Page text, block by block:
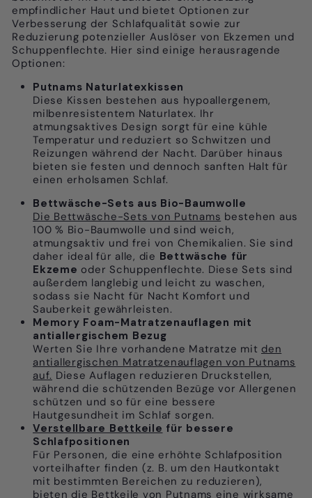
empfindlicher Haut und bietet Optionen zur
Verbesserung der Schlafqualität sowie zur
Reduzierung potenzieller Auslöser von Ekzemen und
Schuppenflechte. Hier sind einige herausragende
Optionen:
Putnams Naturlatexkissen
Diese Kissen bestehen aus hypoallergenem,
milbenresistentem Naturlatex. Ihr
atmungsaktives Design sorgt für eine kühle
Temperatur und reduziert so Schwitzen und
Reizungen während der Nacht. Darüber hinaus
bieten sie festen und dennoch sanften Halt für
einen erholsamen Schlaf.
Bettwäsche-Sets aus Bio-Baumwolle
Die Bettwäsche-Sets von Putnams bestehen aus
100 % Bio-Baumwolle und sind weich,
atmungsaktiv und frei von Chemikalien. Sie sind
daher ideal für alle, die Bettwäsche für
Ekzeme oder Schuppenflechte. Diese Sets sind
außerdem langlebig und leicht zu waschen,
sodass sie Nacht für Nacht Komfort und
Sauberkeit gewährleisten.
Memory Foam-Matratzenauflagen mit
antiallergischem Bezug
Werten Sie Ihre vorhandene Matratze mit den
antiallergischen Matratzenauflagen von Putnams
auf. Diese Auflagen reduzieren Druckstellen,
während die schützenden Bezüge vor Allergenen
schützen und so für eine bessere
Hautgesundheit im Schlaf sorgen.
Verstellbare Bettkeile für bessere
Schlafpositionen
Für Personen, die eine erhöhte Schlafposition
vorteilhafter finden (z. B. um den Hautkontakt
mit bestimmten Bereichen zu reduzieren),
bieten die Bettkeile von Putnams eine wirksame